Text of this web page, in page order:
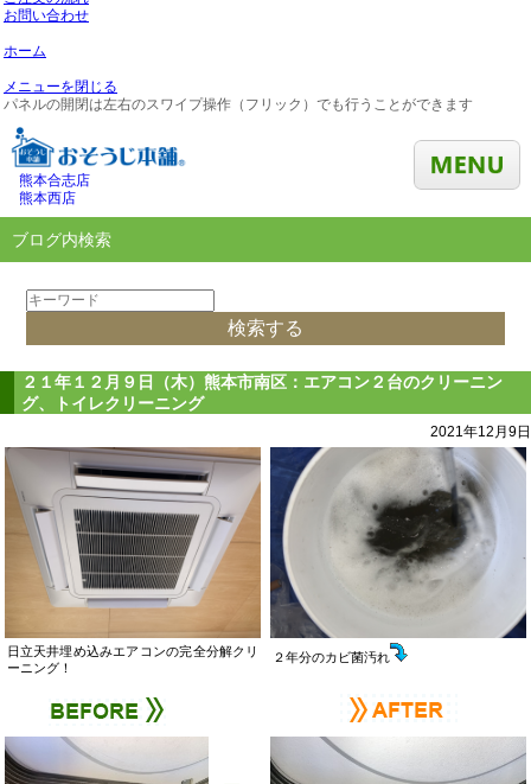
お問い合わせ
ホーム
メニューを閉じる
パネルの開閉は左右のスワイプ操作（フリック）でも行うことができます
熊本合志店
熊本西店
ブログ内検索
２１年１２月９日（木）熊本市南区：エアコン２台のクリーニン
グ、トイレクリーニング
2021年12月9日
日立天井埋め込みエアコンの完全分解クリ
ーニング！
２年分のカビ菌汚れ